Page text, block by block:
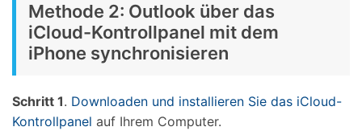
Methode 2: Outlook über das
iCloud-Kontrollpanel mit dem
iPhone synchronisieren
Schritt 1. Downloaden und installieren Sie das iCloud-
Kontrollpanel auf Ihrem Computer.